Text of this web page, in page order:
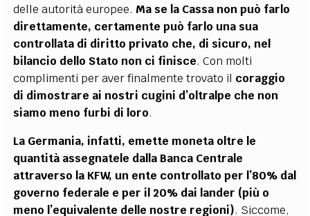
delle autorità europee. Ma se la Cassa non può farlo
direttamente, certamente può farlo una sua
controllata di diritto privato che, di sicuro, nel
bilancio dello Stato non ci finisce. Con molti
complimenti per aver finalmente trovato il coraggio
di dimostrare ai nostri cugini d’oltralpe che non
siamo meno furbi di loro.
La Germania, infatti, emette moneta oltre le
quantità assegnatele dalla Banca Centrale
attraverso la KFW, un ente controllato per l’80% dal
governo federale e per il 20% dai lander (più o
meno l’equivalente delle nostre regioni). Siccome,